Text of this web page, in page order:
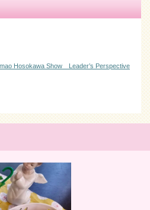
Hosokawa Show Leader’s Perspective